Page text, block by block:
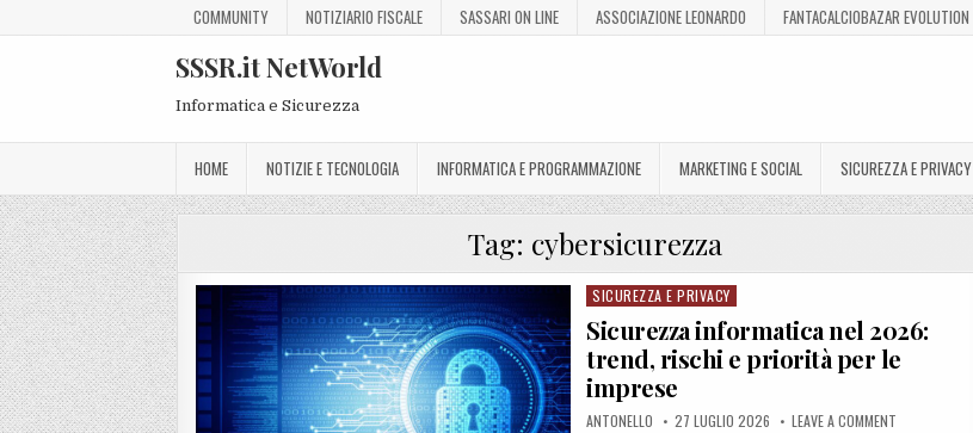
COMMUNITY NOTIZIARIO FISCALE SASSARI ON LINE ASSOCIAZIONE LEONARDO FANTACALCIOBAZAR EVOLUTION
SSSR.it NetWorld
Informatica e Sicurezza
HOME NOTIZIE E TECNOLOGIA INFORMATICA E PROGRAMMAZIONE MARKETING E SOCIAL SICUREZZA E PRIVACY
Tag: cybersicurezza
Posted
in
SICUREZZA E PRIVACY
Sicurezza informatica nel 2026:
trend, rischi e priorità per le
imprese
ANTONELLO 27 LUGLIO 2026 LEAVE A COMMENT